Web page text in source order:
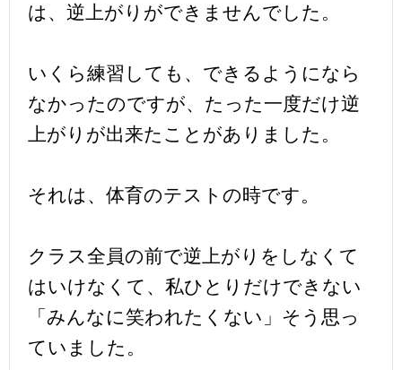
は、逆上がりができませんでした。
いくら練習しても、できるようになら
なかったのですが、たった一度だけ逆
上がりが出来たことがありました。
それは、体育のテストの時です。
クラス全員の前で逆上がりをしなくて
はいけなくて、私ひとりだけできない
「みんなに笑われたくない」そう思っ
ていました。